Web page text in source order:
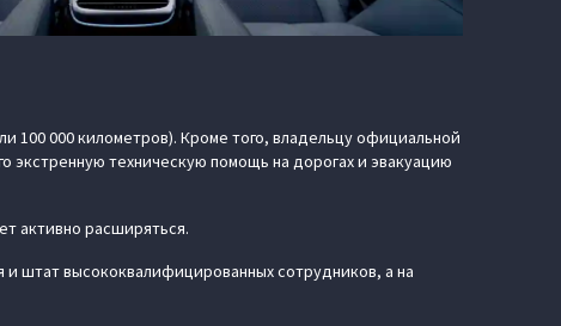
100 000 километров). Кроме того, владельцу официальной
экстренную техническую помощь на дорогах и эвакуацию
активно расширяться.
штат высококвалифицированных сотрудников, а на